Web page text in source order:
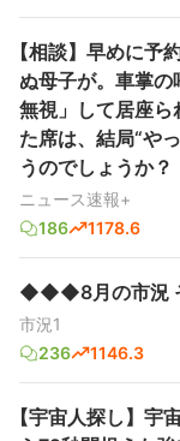
【相談】早めに予
ぬ母子が。車掌の
無視」して居座
た席は、結局“や
うのでしょうか？
ニュース速報+
186
1178.6
◆◆◆8月の市況
市況1
236
1146.3
【宇宙人探し】宇